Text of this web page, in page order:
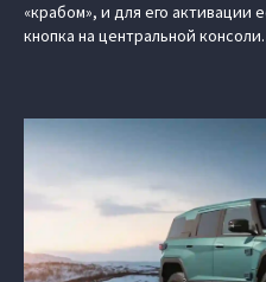
«крабом», и для его активации
кнопка на центральной консоли.